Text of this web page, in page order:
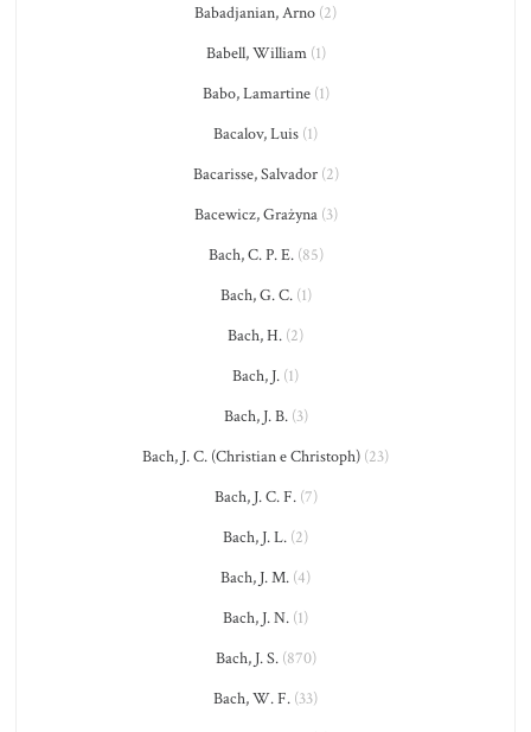
Babadjanian, Arno (2)
Babell, William(1)
Babo, Lamartine(1)
Bacalov, Luis (1)
Bacarisse, Salvador(2)
Bacewicz, Grażyna(3)
Bach, C. P. E.(85)
Bach, G. C.(1)
Bach, H. (2)
Bach, J. (1)
Bach, J. B.(3)
Bach, J. C. (Christian e Christoph) (23)
Bach, J. C. F.(7)
Bach, J. L. (2)
Bach, J. M. (4)
Bach, J. N. (1)
Bach, J. S.(870)
Bach, W. F. (33)